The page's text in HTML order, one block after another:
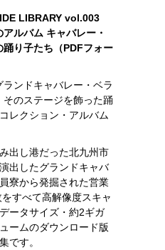
LIBRARY vol.003
アルバム キャバレー・
踊り子たち（PDFフォー
ランドキャバレー・ベラ
そのステージを飾った踊
レクション・アルバム
出し港だった北九州市
出したグランドキャバ
寮から発掘された営業
すべて高解像度スキャ
ータサイズ・約2ギガ
ームのダウンロード版
です。